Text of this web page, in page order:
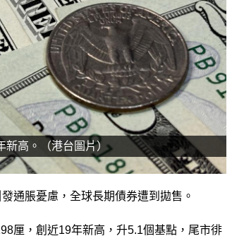
新高。（港台圖片）
通脹憂慮，全球長期債券遭到拋售。
厘，創近19年新高，升5.1個基點，尾市徘